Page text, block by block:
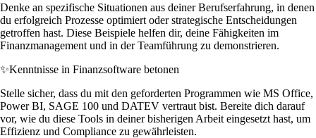
Denke an spezifische Situationen aus deiner Berufserfahrung, in denen
du erfolgreich Prozesse optimiert oder strategische Entscheidungen
getroffen hast. Diese Beispiele helfen dir, deine Fähigkeiten im
Finanzmanagement und in der Teamführung zu demonstrieren.
✨Kenntnisse in Finanzsoftware betonen
Stelle sicher, dass du mit den geforderten Programmen wie MS Office,
Power BI, SAGE 100 und DATEV vertraut bist. Bereite dich darauf
vor, wie du diese Tools in deiner bisherigen Arbeit eingesetzt hast, um
Effizienz und Compliance zu gewährleisten.